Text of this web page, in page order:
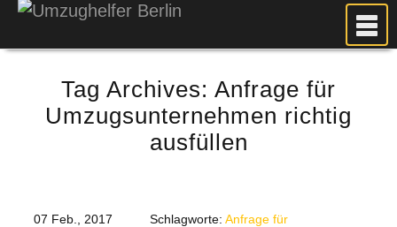
PREISE
ANFRAGE
FOTOS
Tag Archives: Anfrage für
Umzugsunternehmen richtig
ausfüllen
07 Feb., 2017 Schlagworte: Anfrage für